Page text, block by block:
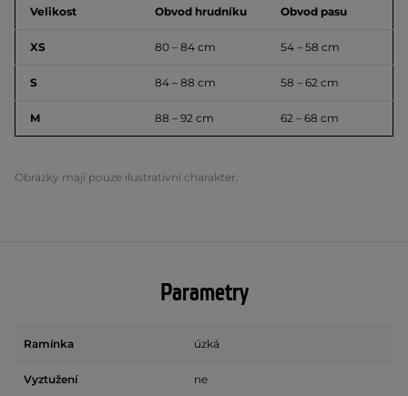
Velikost Obvod hrudníku Obvod pasu
XS 80 – 84 cm 54 – 58 cm
S 84 – 88 cm 58 – 62 cm
M 88 – 92 cm 62 – 68 cm
Obrázky mají pouze ilustrativní charakter.
Parametry
Ramínka úzká
Vyztužení ne